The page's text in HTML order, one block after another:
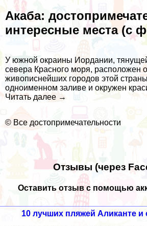
Акаба:
интересные места (с
У южной окраины Иордании,
севера Красного моря, расположен
живописнейших городов этой
одноименном заливе и окружен
Читать далее →
© Все достопримечательности
Отзывы (через
Оставить отзыв с помощью
10 лучших пляжей Аликанте и